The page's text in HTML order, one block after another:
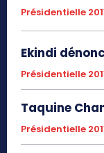
Présidentielle
Ekindi
Présidentielle
Taquine
Présidentielle